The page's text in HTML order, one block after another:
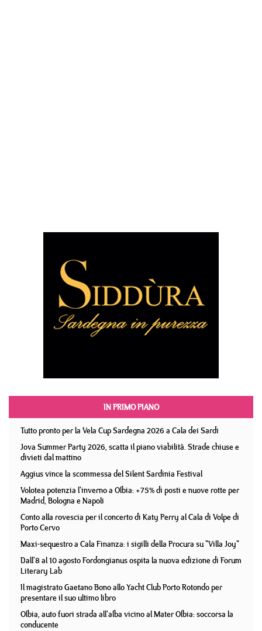
IN PRIMO PIANO
Tutto pronto per la Vela Cup Sardegna 2026 a Cala dei Sardi
Jova Summer Party 2026, scatta il piano viabilità. Strade chiuse e
divieti dal mattino
Aggius vince la scommessa del Silent Sardinia Festival
Volotea potenzia l'inverno a Olbia: +75% di posti e nuove rotte per
Madrid, Bologna e Napoli
Conto alla rovescia per il concerto di Katy Perry al Cala di Volpe di
Porto Cervo
Maxi-sequestro a Cala Finanza: i sigilli della Procura su "Villa Joy"
Dall'8 al 10 agosto Fordongianus ospita la nuova edizione di Forum
Literary Lab
Il magistrato Gaetano Bono allo Yacht Club Porto Rotondo per
presentare il suo ultimo libro
Olbia, auto fuori strada all'alba vicino al Mater Olbia: soccorsa la
conducente